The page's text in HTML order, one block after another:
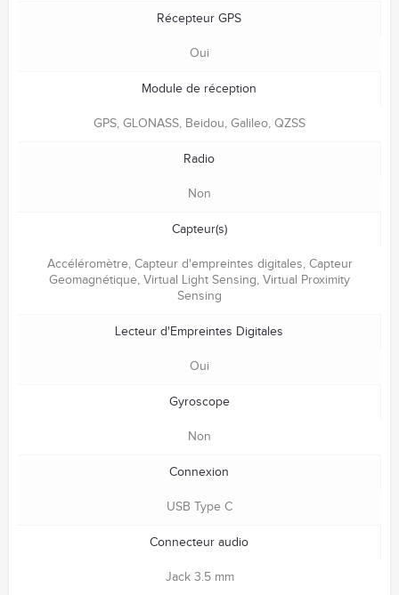
Récepteur GPS
Oui
Module de réception
GPS, GLONASS, Beidou, Galileo, QZSS
Radio
Non
Capteur(s)
Accéléromètre, Capteur d'empreintes digitales, Capteur
Geomagnétique, Virtual Light Sensing, Virtual Proximity
Sensing
Lecteur d'Empreintes Digitales
Oui
Gyroscope
Non
Connexion
USB Type C
Connecteur audio
Jack 3.5 mm